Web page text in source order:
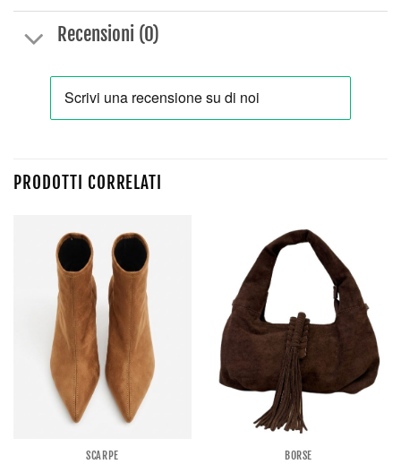
Recensioni (0)
PRODOTTI CORRELATI
SCARPE BORSE